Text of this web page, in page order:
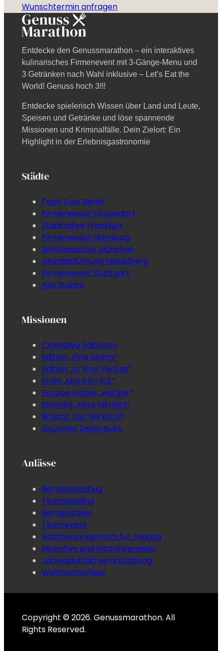
Wunschtermin anfragen
Entdecke den Genussmarathon – ein interaktives
kulinarisches Firmenevent mit 3-Gänge-Menu und
3 Getränken nach Wahl inklusive – Let’s Eat the
World! Genuss hoch 3!!!
Entdecke spielerisch Wissen über Land und Leute,
Speisen und Getränke und löse spannende
Missionen und Kriminalfälle. Dein Zielort: Ein
Highlight in der Erlebnisgastronomie
Städte
Food Tour Berlin
Firmenevent Düsseldorf
Stadtrallye Frankfurt
Firmenevent Hamburg
Wirtshaustour München
Altstadtführung Heidelberg
Firmenevent Stuttgart
Alle Städte
Missionen
CityRallye Editionen
Edition „Fine Dining“
Edition „In Vino Veritas“
Krimi „Mord im ICE“
Escape Game „Hacker“
Skandal „Akte Nitribitt“
Brisant: Der Wirkstoff
Gourmet Detectives
Anlässe
Betriebsausflug
Teambuilding
Betriebsfeier
Teamevent
Rahmenprogramm für Tagung
Incentive und Incentivereisen
Jahresauftaktveranstaltung
Weihnachtsfeier
Copyright © 2026. Genussmarathon. All
Rights Reserved.